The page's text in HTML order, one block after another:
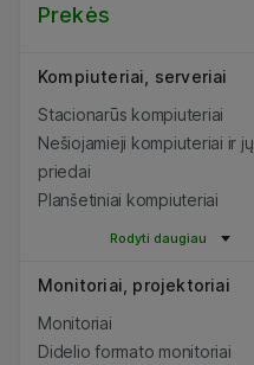
Prekės
Kompiuteriai, serveriai
Stacionarūs kompiuteriai
Nešiojamieji kompiuteriai ir jų
priedai
Planšetiniai kompiuteriai
Rodyti daugiau
Monitoriai, projektoriai
Monitoriai
Didelio formato monitoriai